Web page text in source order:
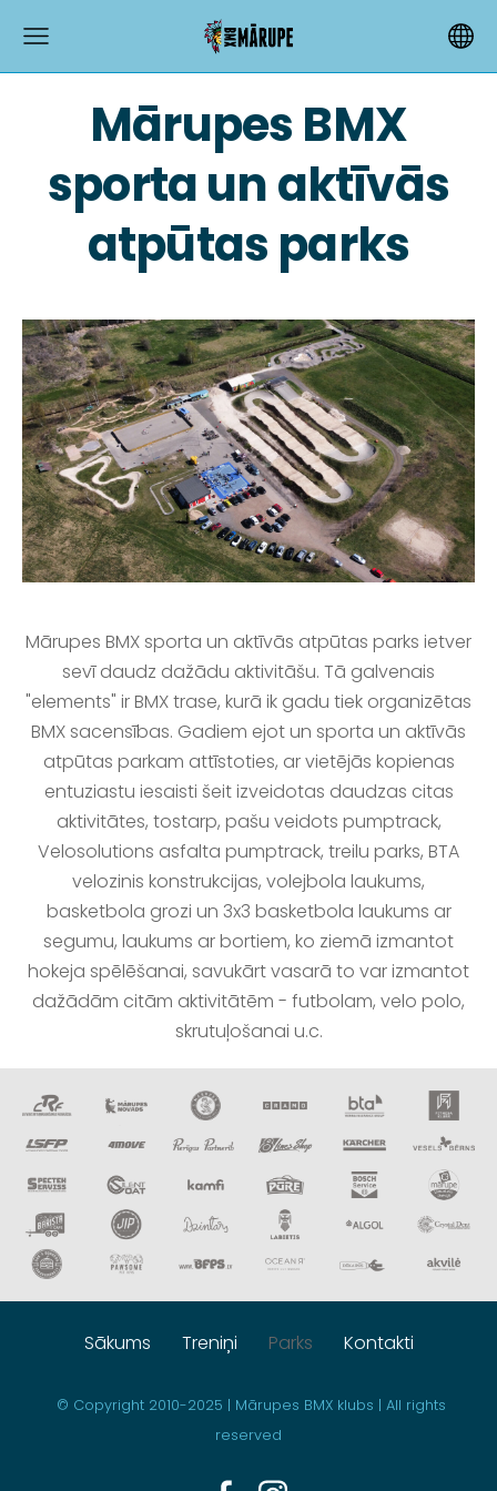
Mārupes BMX
sporta un aktīvās
atpūtas parks
Mārupes BMX sporta un aktīvās atpūtas parks ietver
sevī daudz dažādu aktivitāšu. Tā galvenais
"elements" ir BMX trase, kurā ik gadu tiek organizētas
BMX sacensības. Gadiem ejot un sporta un aktīvās
atpūtas parkam attīstoties, ar vietējās kopienas
entuziastu iesaisti šeit izveidotas daudzas citas
aktivitātes, tostarp, pašu veidots pumptrack,
Velosolutions asfalta pumptrack, treilu parks, BTA
velozinis konstrukcijas, volejbola laukums,
basketbola grozi un 3x3 basketbola laukums ar
segumu, laukums ar bortiem, ko ziemā izmantot
hokeja spēlēšanai, savukārt vasarā to var izmantot
dažādām citām aktivitātēm - futbolam, velo polo,
skrutuļošanai u.c.
Sākums Treniņi Parks Kontakti
© Copyright2010-2025 | Mārupes BMX klubs | All rights
reserved